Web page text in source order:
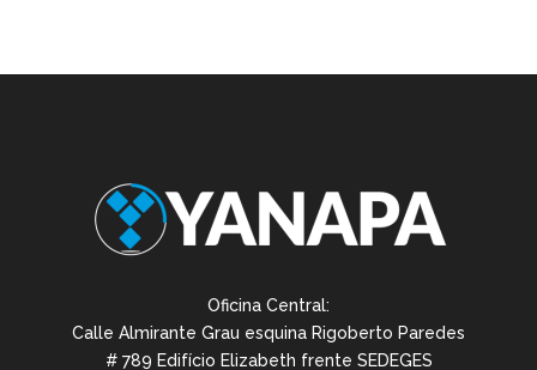
Oficina Central:
Calle Almirante Grau esquina Rigoberto Paredes
# 789 Edifício Elizabeth frente SEDEGES